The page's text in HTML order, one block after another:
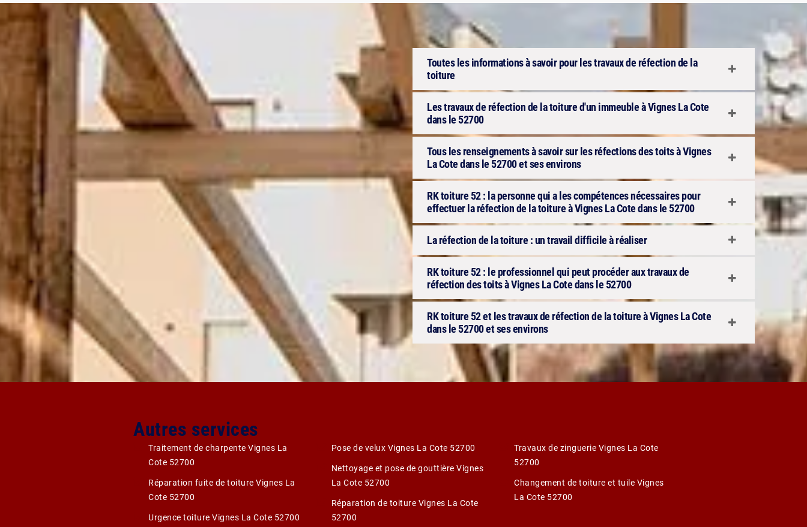
Toutes les informations à savoir pour les travaux de réfection de la
toiture
Les travaux de réfection de la toiture d'un immeuble à Vignes La Cote
dans le 52700
Tous les renseignements à savoir sur les réfections des toits à Vignes
La Cote dans le 52700 et ses environs
RK toiture 52 : la personne qui a les compétences nécessaires pour
effectuer la réfection de la toiture à Vignes La Cote dans le 52700
La réfection de la toiture : un travail difficile à réaliser
RK toiture 52 : le professionnel qui peut procéder aux travaux de
réfection des toits à Vignes La Cote dans le 52700
RK toiture 52 et les travaux de réfection de la toiture à Vignes La Cote
dans le 52700 et ses environs
Autres services
Traitement de charpente Vignes La
Cote 52700
Réparation fuite de toiture Vignes La
Cote 52700
Urgence toiture Vignes La Cote 52700
Pose de velux Vignes La Cote 52700
Nettoyage et pose de gouttière Vignes
La Cote 52700
Réparation de toiture Vignes La Cote
52700
Travaux de zinguerie Vignes La Cote
52700
Changement de toiture et tuile Vignes
La Cote 52700